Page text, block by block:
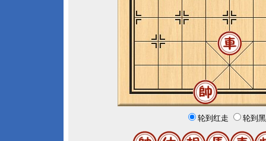
轮到红走 轮到